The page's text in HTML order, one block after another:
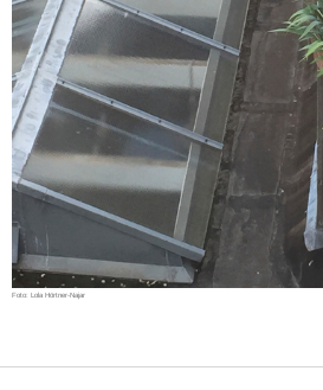
Foto: Lola Hörtner-Najar